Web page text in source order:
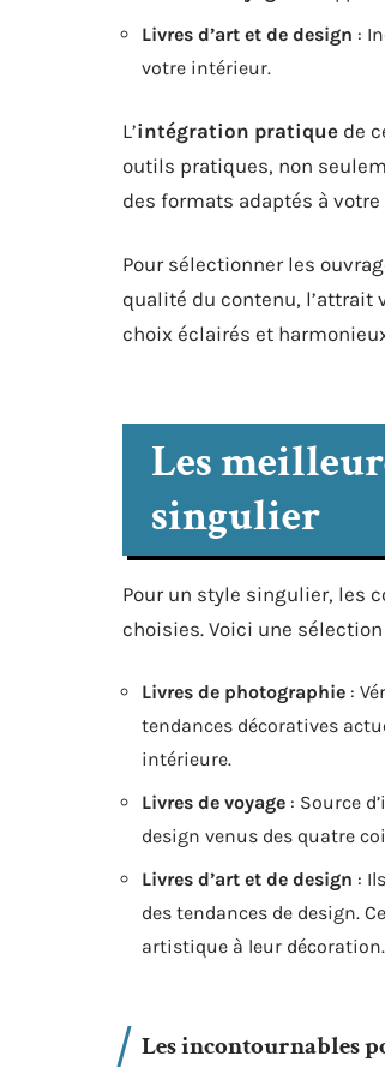
Livres d’art et de design :
votre intérieur.
L’intégration pratique de
outils pratiques, non
des formats adaptés à
Pour sélectionner les
qualité du contenu, l’attrait
choix éclairés et
Les
singulier
Pour un style singulier, les
choisies. Voici une
Livres de photographie :
tendances décoratives
intérieure.
Livres de voyage : Source
design venus des quatre
Livres d’art et de design :
des tendances de design.
artistique à leur décoration.
Les incontournables